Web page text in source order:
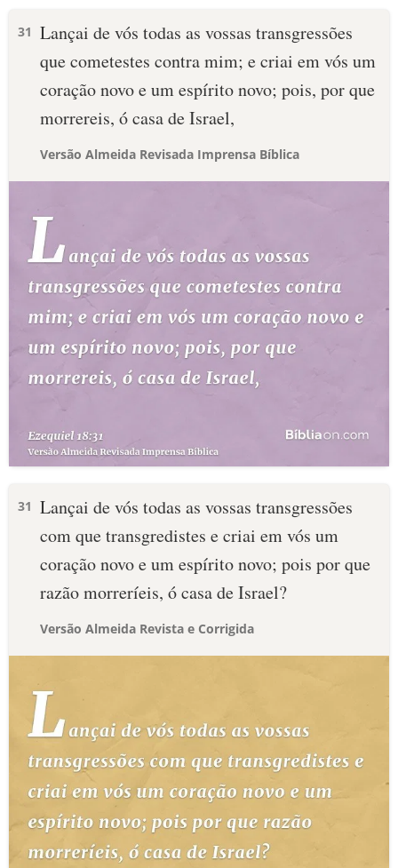
31 Lançai de vós todas as vossas transgressões
que cometestes contra mim; e criai em vós um
coração novo e um espírito novo; pois, por que
morrereis, ó casa de Israel,
Versão Almeida Revisada Imprensa Bíblica
31 Lançai de vós todas as vossas transgressões
com que transgredistes e criai em vós um
coração novo e um espírito novo; pois por que
razão morreríeis, ó casa de Israel?
Versão Almeida Revista e Corrigida